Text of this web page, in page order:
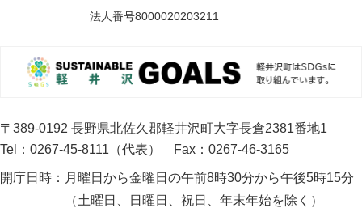
法人番号8000020203211
〒389-0192 長野県北佐久郡軽井沢町大字長倉2381番地1
Tel：0267-45-8111（代表）
Fax：0267-46-3165
開庁日時： 月曜日から金曜日の午前8時30分から午後5時15分
（土曜日、日曜日、祝日、年末年始を除く）